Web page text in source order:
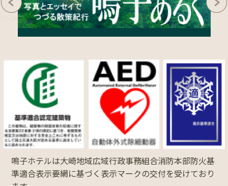
鳴子ホテルは大崎地域広域行政事務組合消防本部防火基
準適合表示要網に基づく表示マークの交付を受けており